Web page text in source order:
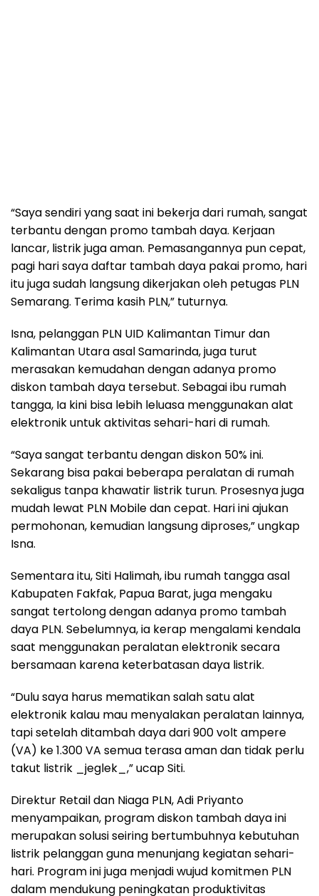
“Saya sendiri yang saat ini bekerja dari rumah, sangat
terbantu dengan promo tambah daya. Kerjaan
lancar, listrik juga aman. Pemasangannya pun cepat,
pagi hari saya daftar tambah daya pakai promo, hari
itu juga sudah langsung dikerjakan oleh petugas PLN
Semarang. Terima kasih PLN,” tuturnya.
Isna, pelanggan PLN UID Kalimantan Timur dan
Kalimantan Utara asal Samarinda, juga turut
merasakan kemudahan dengan adanya promo
diskon tambah daya tersebut. Sebagai ibu rumah
tangga, Ia kini bisa lebih leluasa menggunakan alat
elektronik untuk aktivitas sehari-hari di rumah.
“Saya sangat terbantu dengan diskon 50% ini.
Sekarang bisa pakai beberapa peralatan di rumah
sekaligus tanpa khawatir listrik turun. Prosesnya juga
mudah lewat PLN Mobile dan cepat. Hari ini ajukan
permohonan, kemudian langsung diproses,” ungkap
Isna.
Sementara itu, Siti Halimah, ibu rumah tangga asal
Kabupaten Fakfak, Papua Barat, juga mengaku
sangat tertolong dengan adanya promo tambah
daya PLN. Sebelumnya, ia kerap mengalami kendala
saat menggunakan peralatan elektronik secara
bersamaan karena keterbatasan daya listrik.
“Dulu saya harus mematikan salah satu alat
elektronik kalau mau menyalakan peralatan lainnya,
tapi setelah ditambah daya dari 900 volt ampere
(VA) ke 1.300 VA semua terasa aman dan tidak perlu
takut listrik _jeglek_,” ucap Siti.
Direktur Retail dan Niaga PLN, Adi Priyanto
menyampaikan, program diskon tambah daya ini
merupakan solusi seiring bertumbuhnya kebutuhan
listrik pelanggan guna menunjang kegiatan sehari-
hari. Program ini juga menjadi wujud komitmen PLN
dalam mendukung peningkatan produktivitas